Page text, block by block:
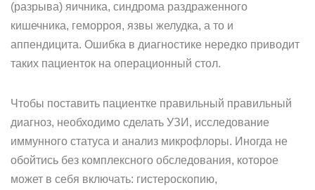
(разрыва) яичника, синдрома раздраженного
кишечника, геморроя, язвы желудка, а то и
аппендицита. Ошибка в диагностике нередко приводит
таких пациенток на операционный стол.
Чтобы поставить пациентке правильный правильный
диагноз, необходимо сделать УЗИ, исследование
иммунного статуса и анализ микрофлоры. Иногда не
обойтись без комплексного обследования, которое
может в себя включать: гистероскопию,